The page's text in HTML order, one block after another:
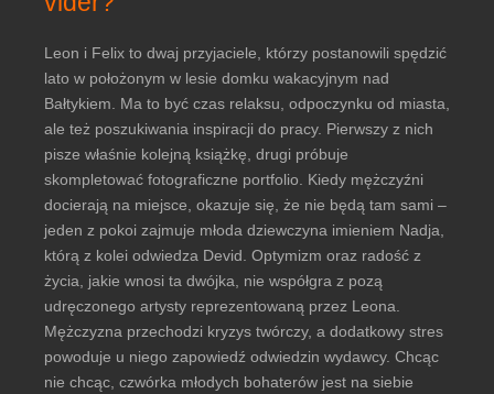
Leon i Felix to dwaj przyjaciele, którzy postanowili spędzić
lato w położonym w lesie domku wakacyjnym nad
Bałtykiem. Ma to być czas relaksu, odpoczynku od miasta,
ale też poszukiwania inspiracji do pracy. Pierwszy z nich
pisze właśnie kolejną książkę, drugi próbuje
skompletować fotograficzne portfolio. Kiedy mężczyźni
docierają na miejsce, okazuje się, że nie będą tam sami –
jeden z pokoi zajmuje młoda dziewczyna imieniem Nadja,
którą z kolei odwiedza Devid. Optymizm oraz radość z
życia, jakie wnosi ta dwójka, nie współgra z pozą
udręczonego artysty reprezentowaną przez Leona.
Mężczyzna przechodzi kryzys twórczy, a dodatkowy stres
powoduje u niego zapowiedź odwiedzin wydawcy. Chcąc
nie chcąc, czwórka młodych bohaterów jest na siebie